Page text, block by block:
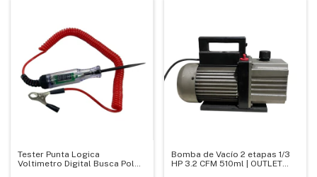
Tester Punta Logica
Voltimetro Digital Busca Polo
Bomba de Vacío 2 etapas 1/3
HP 3.2 CFM 510ml | OUTLET